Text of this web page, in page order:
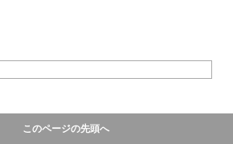
このページの先頭へ